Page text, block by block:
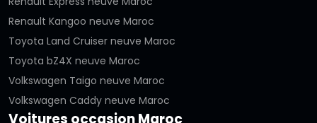
Renault Kangoo neuve Maroc
Toyota Land Cruiser neuve Maroc
Toyota bZ4X neuve Maroc
Volkswagen Taigo neuve Maroc
Volkswagen Caddy neuve Maroc
Voitures occasion Maroc